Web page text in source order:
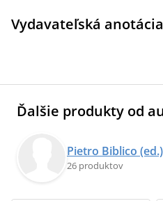
Vydavateľská anotácia
Ďalšie produkty od
Pietro Biblico (ed.)
26 produktov